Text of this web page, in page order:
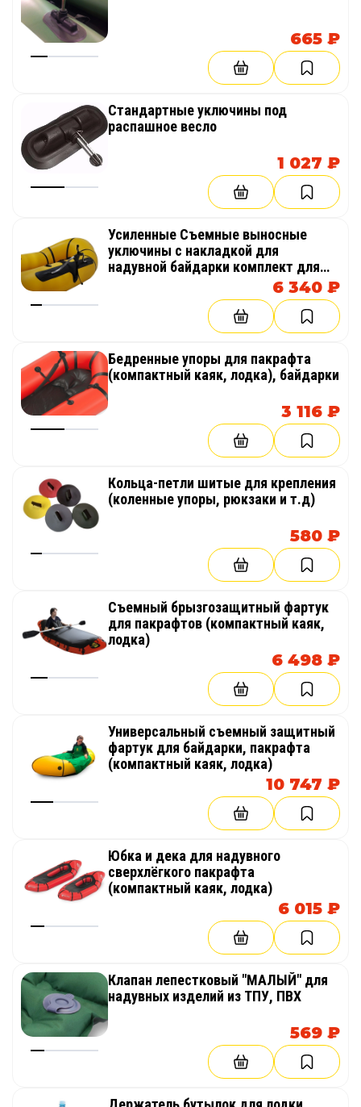
665 ₽
Стандартные уключины под
распашное весло
1 027 ₽
Усиленные Съемные выносные
уключины с накладкой для
надувной байдарки комплект для
гребли распашным веслом6 340 ₽
Бедренные упоры для пакрафта
(компактный каяк, лодка), байдарки
3 116 ₽
Кольца-петли шитые для крепления
(коленные упоры, рюкзаки и т.д)
580 ₽
Съемный брызгозащитный фартук
для пакрафтов (компактный каяк,
лодка)
6 498 ₽
Универсальный съемный защитный
фартук для байдарки, пакрафта
(компактный каяк, лодка)
10 747 ₽
Юбка и дека для надувного
сверхлёгкого пакрафта
(компактный каяк, лодка)
6 015 ₽
Клапан лепестковый "МАЛЫЙ" для
надувных изделий из ТПУ, ПВХ
569 ₽